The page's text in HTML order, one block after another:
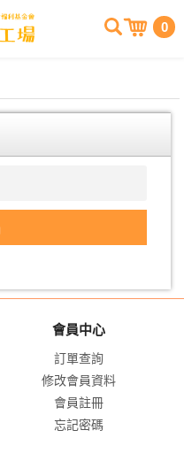
0
會員中心
訂單查詢
修改會員資料
會員註冊
忘記密碼